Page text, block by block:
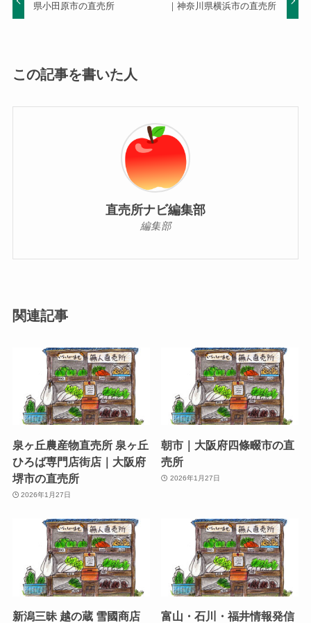
県小田原市の直売所 ｜神奈川県横浜市の直売所
この記事を書いた人
直売所ナビ編集部
編集部
関連記事
泉ヶ丘農産物直売所 泉ヶ丘
ひろば専門店街店｜大阪府
堺市の直売所
2026年1月27日
朝市｜大阪府四條畷市の直
売所
2026年1月27日
新潟三昧 越の蔵 雪國商店
富山・石川・福井情報発信